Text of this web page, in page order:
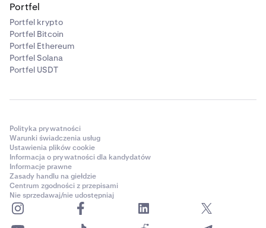
Portfel
Portfel krypto
Portfel Bitcoin
Portfel Ethereum
Portfel Solana
Portfel USDT
Polityka prywatności
Warunki świadczenia usług
Ustawienia plików cookie
Informacja o prywatności dla kandydatów
Informacje prawne
Zasady handlu na giełdzie
Centrum zgodności z przepisami
Nie sprzedawaj/nie udostępniaj